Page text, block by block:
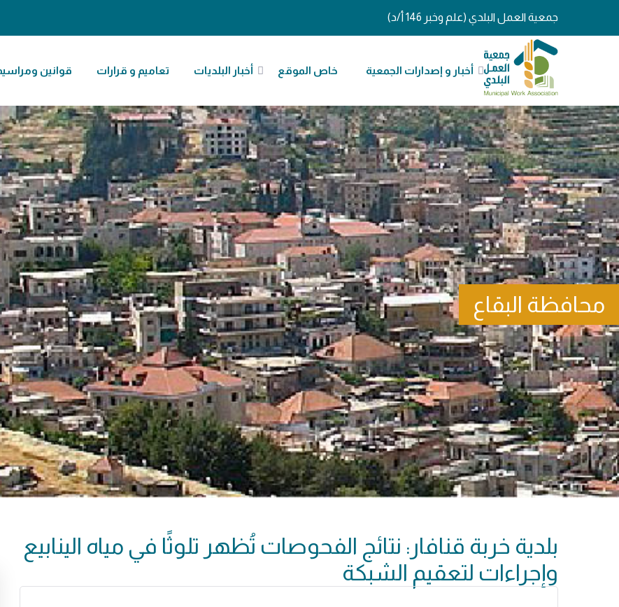
جمعية العمل البلدي (علم وخبر 146 أ/د)
أخبار و إصدارات الجمعية خاص الموقع أخبار البلديات تعاميم و قرارات قوانين
محافظة البقاع
بلدية خربة قنافار: نتائج الفحوصات تُظهر تلوثًا في مياه الينابيع
وإجراءات لتعقيم الشبكة